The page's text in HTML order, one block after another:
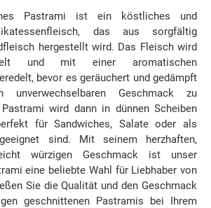
Pastrami ist ein köstliches und
das aus sorgfältig
hergestellt wird. Das Fleisch wird
und mit einer aromatischen
bevor es geräuchert und gedämpft
Geschmack zu
wird dann in dünnen Scheiben
für Sandwiches, Salate oder als
sind. Mit seinem herzhaften,
würzigen Geschmack ist unser
eine beliebte Wahl für Liebhaber von
Sie die Qualität und den Geschmack
geschnittenen Pastramis bei Ihrem